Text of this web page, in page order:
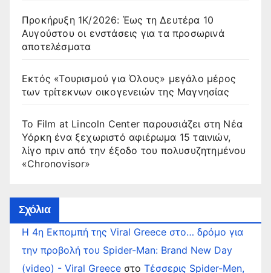
Προκήρυξη 1Κ/2026: Έως τη Δευτέρα 10
Αυγούστου οι ενστάσεις για τα προσωρινά
αποτελέσματα
Εκτός «Τουρισμού για Όλους» μεγάλο μέρος
των τρίτεκνων οικογενειών της Μαγνησίας
Το Film at Lincoln Center παρουσιάζει στη Νέα
Υόρκη ένα ξεχωριστό αφιέρωμα 15 ταινιών,
λίγο πριν από την έξοδο του πολυσυζητημένου
«Chronovisor»
Σχόλια
Η 4η Εκπομπή της Viral Greece στο… δρόμο για
την προβολή του Spider-Man: Brand New Day
(video) - Viral Greece στο Τέσσερις Spider-Men,